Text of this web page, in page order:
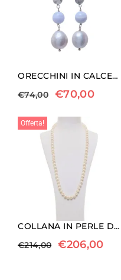
ORECCHINI IN CALCEDONIO E PERLE GRIGIE
€74,00 €70,00
Offerta!
COLLANA IN PERLE DI FIUME ED ARGENTO
€214,00 €206,00